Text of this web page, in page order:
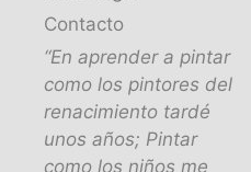
Contacto
“En aprender a pintar
como los pintores del
renacimiento tardé
unos años; Pintar
como los niños me